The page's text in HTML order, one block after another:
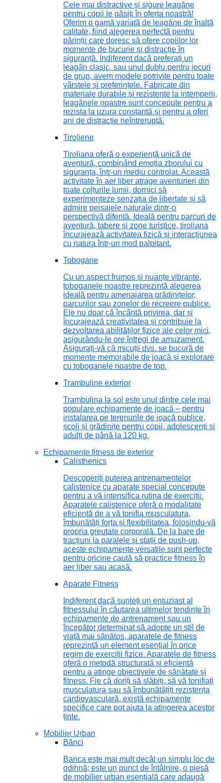
Cele mai distractive și sigure leagăne
pentru copii le găsiți în oferta noastră!
Oferim o gamă variată de leagăne de înaltă
calitate, fiind alegerea perfectă pentru
părinții care doresc să ofere copiilor lor
momente de bucurie și distracție în
siguranță. Indiferent dacă preferați un
leagăn clasic, sau unul dublu pentru jocuri
de grup, avem modele potrivite pentru toate
vârstele și preferințele. Fabricate din
materiale durabile și rezistente la intemperii,
leagănele noastre sunt concepute pentru a
rezista la uzura constantă și pentru a oferi
ani de distracție neîntreruptă.
Tiroliene
Tiroliana oferă o experiență unică de
aventură, combinând emoția zborului cu
siguranța, într-un mediu controlat. Această
activitate în aer liber atrage aventurieri din
toate colțurile lumii, dornici să
experimenteze senzația de libertate și să
admire peisajele naturale dintr-o
perspectivă diferită. Ideală pentru parcuri de
aventură, tabere și zone turistice, tiroliana
încurajează activitatea fizică și interacțiunea
cu natura într-un mod palpitant.
Tobogane
Cu un aspect frumos și nuanțe vibrante,
toboganele noastre reprezintă alegerea
ideală pentru amenajarea grădinițelor,
parcurilor sau zonelor de recreere publice.
Ele nu doar că încântă privirea, dar și
încurajează creativitatea și contribuie la
dezvoltarea abilităților fizice ale celor mici,
asigurându-le ore întregi de amuzament.
Asigurați-vă că micuții dvs. se bucură de
momente memorabile de joacă și explorare
cu toboganele noastre de top.
Trambuline exterior
Trambulina la sol este unul dintre cele mai
populare echipamente de joacă – pentru
instalarea pe terenurile de joacă publice,
școli și grădinițe pentru copii, adolescenți și
adulți de până la 120 kg.
Echipamente fitness de exterior
Calisthenics
Descoperiți puterea antrenamentelor
calistenice cu aparate special concepute
pentru a vă intensifica rutina de exerciții.
Aparatele calistenice oferă o modalitate
eficientă de a vă tonifia musculatura,
îmbunătăți forța și flexibilitatea, folosindu-vă
propria greutate corporală. De la bare de
tracțiuni la paralele și stații de push-up,
aceste echipamente versatile sunt perfecte
pentru oricine caută să practice fitness în
aer liber sau acasă.
Aparate Fitness
Indiferent dacă sunteți un entuziast al
fitnessului în căutarea ultimelor tendințe în
echipamente de antrenament sau un
începător determinat să adopte un stil de
viață mai sănătos, aparatele de fitness
reprezintă un element esențial în orice
regim de exerciții fizice. Aparatele de fitness
oferă o metodă structurată și eficientă
pentru a atinge obiectivele de sănătate și
fitness. Fie că doriți să slăbiți, să vă tonifiați
musculatura sau să îmbunătățiți rezistența
cardiovasculară, există echipamente
specifice care pot ajuta la atingerea acestor
ținte.
Mobilier Urban
Bănci
Banca este mai mult decât un simplu loc de
odihnă; este un punct de întâlnire, o piesă
de mobilier urban esențială care adaugă